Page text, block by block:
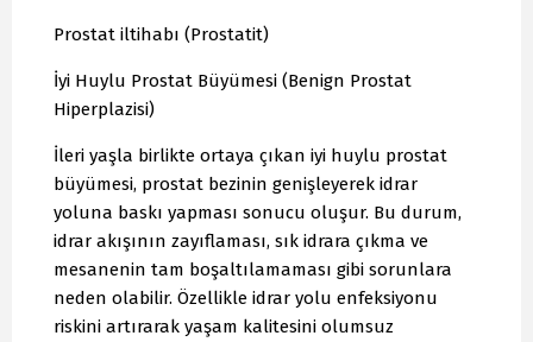
Prostat iltihabı (Prostatit)
İyi Huylu Prostat Büyümesi (Benign Prostat
Hiperplazisi)
İleri yaşla birlikte ortaya çıkan iyi huylu prostat
büyümesi, prostat bezinin genişleyerek idrar
yoluna baskı yapması sonucu oluşur. Bu durum,
idrar akışının zayıflaması, sık idrara çıkma ve
mesanenin tam boşaltılamaması gibi sorunlara
neden olabilir. Özellikle idrar yolu enfeksiyonu
riskini artırarak yaşam kalitesini olumsuz